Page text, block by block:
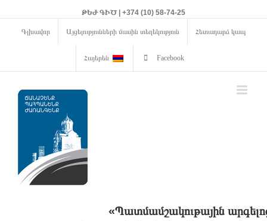
ԹԵԺ ԳԻԾ | +374 (10) 58-74-25
Գլխավոր Այցելությունների մասին տեղեկություն Հետադարձ կապ
Հայերեն Facebook
«Պատմամշակութային